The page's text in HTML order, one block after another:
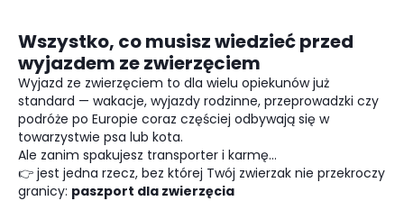
Wszystko, co musisz wiedzieć przed
wyjazdem ze zwierzęciem
Wyjazd ze zwierzęciem to dla wielu opiekunów już
standard — wakacje, wyjazdy rodzinne, przeprowadzki czy
podróże po Europie coraz częściej odbywają się w
towarzystwie psa lub kota.
Ale zanim spakujesz transporter i karmę…
👉 jest jedna rzecz, bez której Twój zwierzak nie przekroczy
granicy: paszport dla zwierzęcia